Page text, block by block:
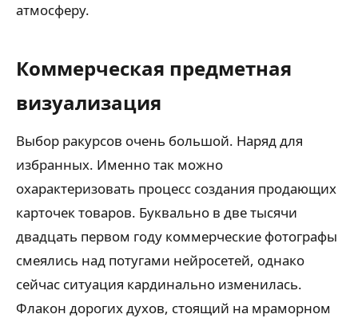
атмосферу.
Коммерческая предметная
визуализация
Выбор ракурсов очень большой. Наряд для
избранных. Именно так можно
охарактеризовать процесс создания продающих
карточек товаров. Буквально в две тысячи
двадцать первом году коммерческие фотографы
смеялись над потугами нейросетей, однако
сейчас ситуация кардинально изменилась.
Флакон дорогих духов, стоящий на мраморном